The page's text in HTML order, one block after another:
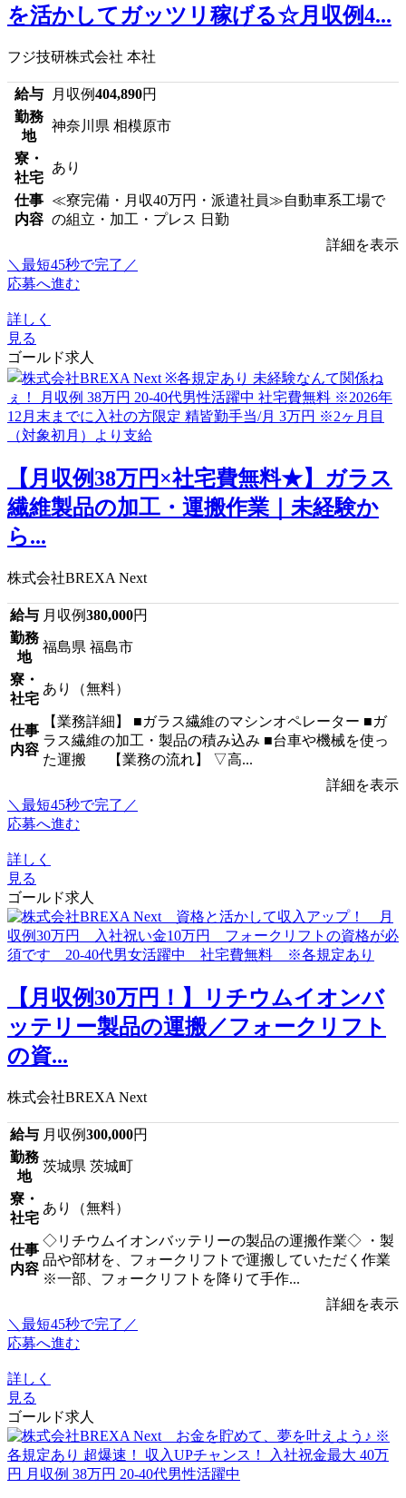
を活かしてガッツリ稼げる☆月収例4...
フジ技研株式会社 本社
給与 月収例404,890円
勤務
地
神奈川県 相模原市
寮・
社宅
あり
仕事
内容
≪寮完備・月収40万円・派遣社員≫自動車系工場で
の組立・加工・プレス 日勤
詳細を表示
＼最短45秒で完了／
応募へ進む
詳しく
見る
ゴールド求人
【月収例38万円×社宅費無料★】ガラス
繊維製品の加工・運搬作業｜未経験か
ら...
株式会社BREXA Next
給与 月収例380,000円
勤務
地
福島県 福島市
寮・
社宅
あり（無料）
仕事
内容
【業務詳細】 ■ガラス繊維のマシンオペレーター ■ガ
ラス繊維の加工・製品の積み込み ■台車や機械を使っ
た運搬 【業務の流れ】 ▽高...
詳細を表示
＼最短45秒で完了／
応募へ進む
詳しく
見る
ゴールド求人
【月収例30万円！】リチウムイオンバ
ッテリー製品の運搬／フォークリフト
の資...
株式会社BREXA Next
給与 月収例300,000円
勤務
地
茨城県 茨城町
寮・
社宅
あり（無料）
仕事
内容
◇リチウムイオンバッテリーの製品の運搬作業◇ ・製
品や部材を、フォークリフトで運搬していただく作業
※一部、フォークリフトを降りて手作...
詳細を表示
＼最短45秒で完了／
応募へ進む
詳しく
見る
ゴールド求人